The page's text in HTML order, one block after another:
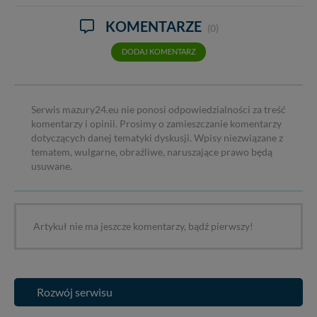
KOMENTARZE (0)
DODAJ KOMENTARZ
Serwis mazury24.eu nie ponosi odpowiedzialności za treść
komentarzy i opinii. Prosimy o zamieszczanie komentarzy
dotyczących danej tematyki dyskusji. Wpisy niezwiązane z
tematem, wulgarne, obraźliwe, naruszające prawo będą
usuwane.
Artykuł nie ma jeszcze komentarzy, bądź pierwszy!
Rozwój serwisu